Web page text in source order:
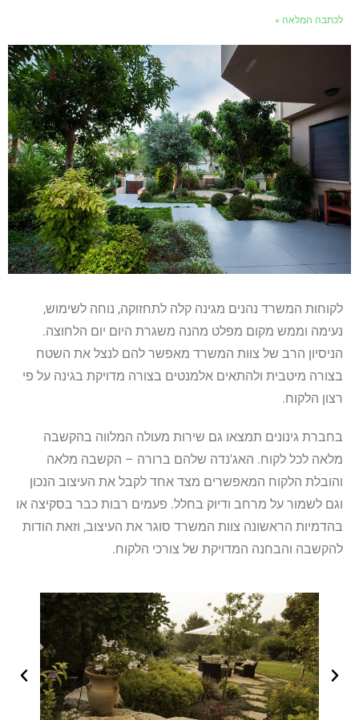
לכתבה המלאה »
לקוחות המשרד נהנים מגינה קלה לתחזוקה, נוחה לשימוש,
נעימה וממש מקום מפלט מהנה משגרת היום יום הלחוצה.
הניסיון הרב של צוות המשרד מאפשר להם לנצל את השטח
בצורה מיטבית ולהתאים אלמנטים בצורה מדויקת בגינה על פי
רצון הלקוח.
בחברת גינונים תמצאו גם שירות מעולה המלווה בהקשבה
מלאה לכל לקוח. האג'נדה שלהם ברורה – הקשבה מלאה
והובלת הלקוח המאפשרים מצד אחד לקבל את העיצוב הנכון
וגם לשמור על מרחב ודיוק בחלל. פעמים רבות כבר בסקיצה או
בהדמיות הראשונה צוות המשרד סוגר את העיצוב, וזאת הודות
להקשבה והבחנה המדויקת של צורכי הלקוח.